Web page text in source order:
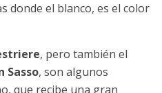
donde el blanco, es el color
, pero también el
Sasso, son algunos
que recibe una gran